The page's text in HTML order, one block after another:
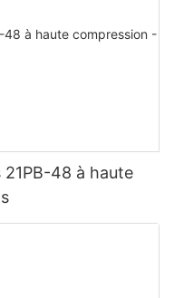
48 à haute